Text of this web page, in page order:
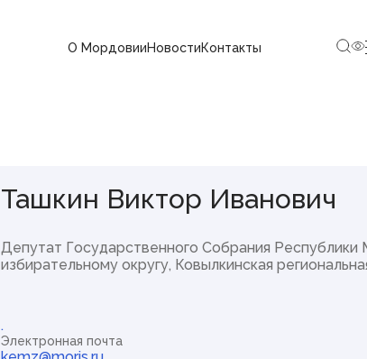
О МордовииНовостиКонтакты
Новости
Объявления, конкурсы
СМИ, учрежденные
Государственным Собранием РМ
Аккредитация СМИ при
Республики Мордовия
Ташкин Виктор Иванович
Депутат Государственного Собрания
избирательному округу, Ковылкинская
.
Электронная почта